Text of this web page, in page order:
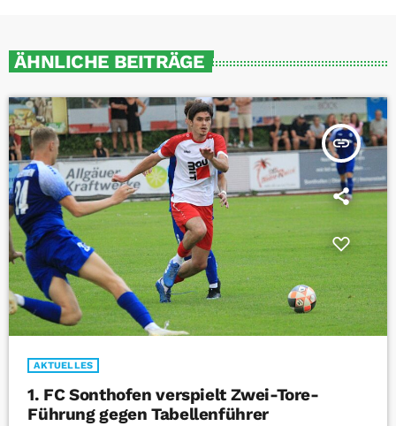
ÄHNLICHE BEITRÄGE
insert_link
AKTUELLES
1. FC Sonthofen verspielt Zwei-Tore-
Führung gegen Tabellenführer